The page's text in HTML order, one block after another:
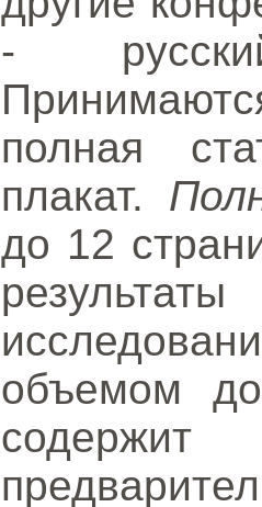
-
полная
плакат.
до 12
объемом